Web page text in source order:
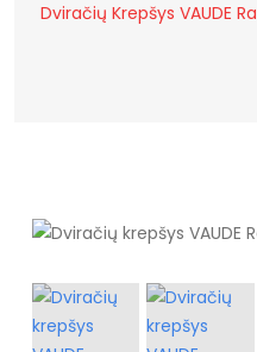
Dviračių Krepšys VAUDE